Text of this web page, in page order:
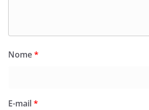
Nome*
E-mail*